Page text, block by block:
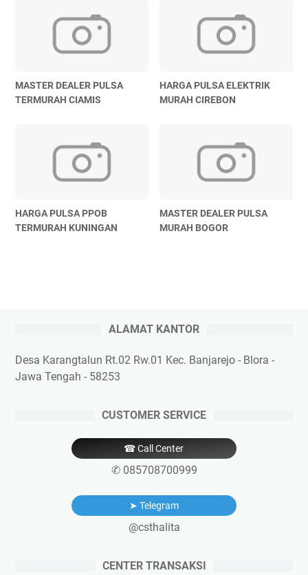
MASTER DEALER PULSA
TERMURAH CIAMIS
HARGA PULSA ELEKTRIK
MURAH CIREBON
HARGA PULSA PPOB
TERMURAH KUNINGAN
MASTER DEALER PULSA
MURAH BOGOR
ALAMAT KANTOR
Desa Karangtalun Rt.02 Rw.01 Kec. Banjarejo - Blora -
Jawa Tengah - 58253
CUSTOMER SERVICE
☎ Call Center
✆ 085708700999
➤ Telegram
@csthalita
CENTER TRANSAKSI